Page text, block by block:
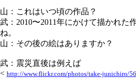
山：これはいつ頃の作品？
武：2010〜2011年にかけて描かれた
ね。
山：その後の絵はありますか？
武：震災直後は例えば
< http://www.flickr.com/photos/take-junichiro/